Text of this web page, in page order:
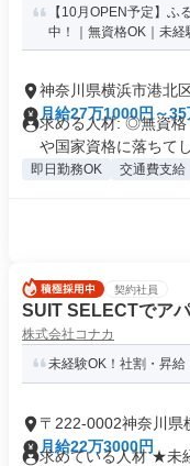
【10月OPEN予定】
中！｜無資格OK｜未経
神奈川県横浜市港北
月給27万1000円～35
求める人材: ◎無資格
や国家資格に落ちて
即日勤務OK 交通費支給
契約社員
SUIT SELECTでア
株式会社コナカ
未経験OK！社割・昇
〒222-0002神奈川県
月給22万3000円
求めている人材 ★未